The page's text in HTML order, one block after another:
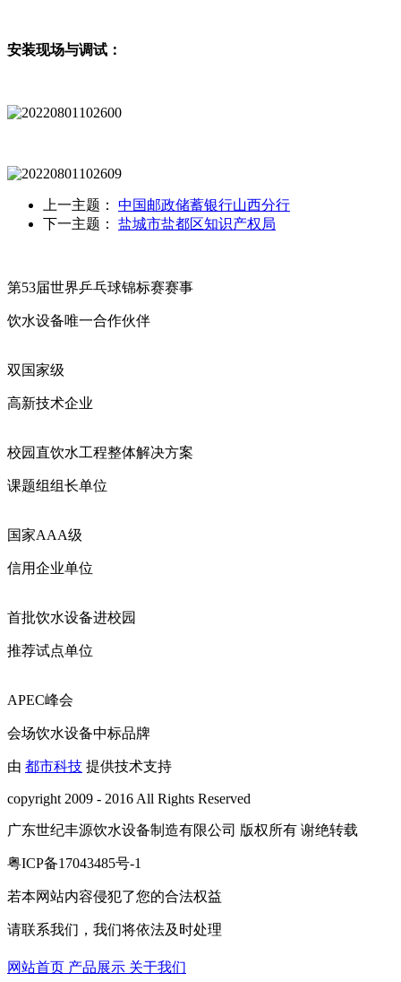
安装现场与调试：
上一主题： 中国邮政储蓄银行山西分行
下一主题： 盐城市盐都区知识产权局
第53届世界乒乓球锦标赛赛事
饮水设备唯一合作伙伴
双国家级
高新技术企业
校园直饮水工程整体解决方案
课题组组长单位
国家AAA级
信用企业单位
首批饮水设备进校园
推荐试点单位
APEC峰会
会场饮水设备中标品牌
由 都市科技 提供技术支持
copyright 2009 - 2016 All Rights Reserved
广东世纪丰源饮水设备制造有限公司 版权所有 谢绝转载
粤ICP备17043485号-1
若本网站内容侵犯了您的合法权益
请联系我们，我们将依法及时处理
网站首页 产品展示 关于我们